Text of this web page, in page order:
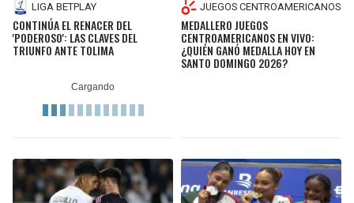
LIGA BETPLAY
CONTINÚA EL RENACER DEL
'PODEROSO': LAS CLAVES DEL
TRIUNFO ANTE TOLIMA
JUEGOS CENTROAMERICANOS
MEDALLERO JUEGOS
CENTROAMERICANOS EN VIVO:
¿QUIÉN GANÓ MEDALLA HOY EN
SANTO DOMINGO 2026?